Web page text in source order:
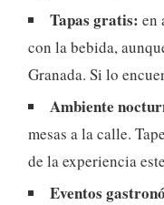
Tapas gratis: en
con la bebida,
Granada. Si lo
Ambiente
mesas a la calle.
de la experiencia
Eventos